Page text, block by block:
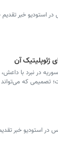
ژئوپلیتیک آن
در نبرد با
که می‌تواند